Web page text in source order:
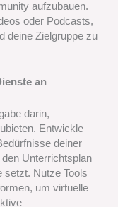
aufzubauen.
oder Podcasts,
deine Zielgruppe zu
an
darin,
Entwickle
deiner
Unterrichtsplan
setzt. Nutze Tools
um virtuelle